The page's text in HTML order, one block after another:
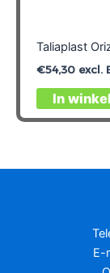
Taliaplast
€54,30excl.
In
E-